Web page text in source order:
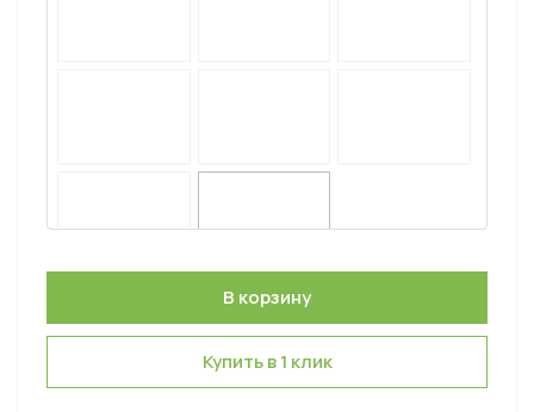
Купить в 1 клик